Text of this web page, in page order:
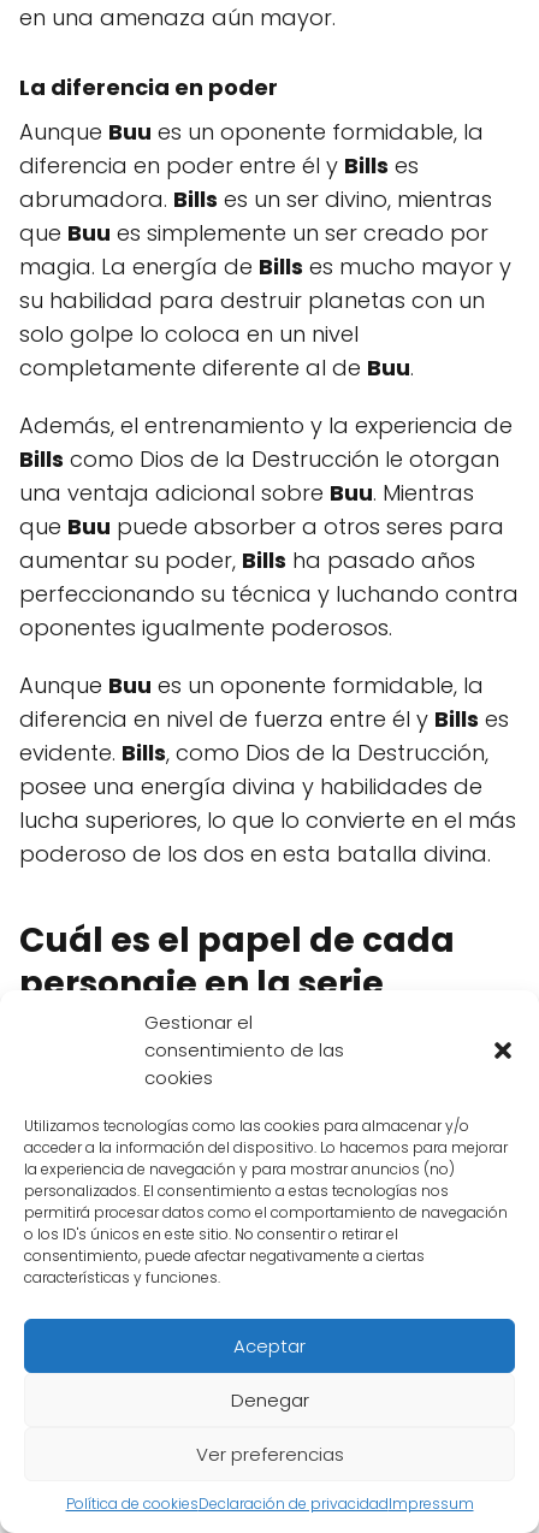
Gestionar el
consentimiento de las
cookies
Utilizamos tecnologías como las cookies para almacenar y/o
acceder a la información del dispositivo. Lo hacemos para mejorar
la experiencia de navegación y para mostrar anuncios (no)
personalizados. El consentimiento a estas tecnologías nos
permitirá procesar datos como el comportamiento de navegación
o los ID's únicos en este sitio. No consentir o retirar el
consentimiento, puede afectar negativamente a ciertas
características y funciones.
Aceptar
Denegar
Ver preferencias
Política de cookiesDeclaración de privacidadImpressum
en una amenaza aún mayor.
La diferencia en poder
Aunque Buu es un oponente formidable, la
diferencia en poder entre él y Bills es
abrumadora. Bills es un ser divino, mientras
que Buu es simplemente un ser creado por
magia. La energía de Bills es mucho mayor y
su habilidad para destruir planetas con un
solo golpe lo coloca en un nivel
completamente diferente al de Buu.
Además, el entrenamiento y la experiencia de
Bills como Dios de la Destrucción le otorgan
una ventaja adicional sobre Buu. Mientras
que Buu puede absorber a otros seres para
aumentar su poder, Bills ha pasado años
perfeccionando su técnica y luchando contra
oponentes igualmente poderosos.
Aunque Buu es un oponente formidable, la
diferencia en nivel de fuerza entre él y Bills es
evidente. Bills, como Dios de la Destrucción,
posee una energía divina y habilidades de
lucha superiores, lo que lo convierte en el más
poderoso de los dos en esta batalla divina.
Cuál es el papel de cada
personaje en la serie
Dragon Ball
En la serie de animación Dragon Ball, existen
numerosos personajes con habilidades y
poderes sorprendentes. Dos de los
personajes más destacados son **Bills** y
**Buu**, quienes se han convertido en el
centro de atención debido a su increíble
poder.
**Bills: El Dios de la Destrucción**
Bills, también conocido como Beerus, es un
personaje introducido en la película "Dragon
Ball Z: La Batalla de los Dioses" y
Es el **Dios de la Destrucción** del Universo 7